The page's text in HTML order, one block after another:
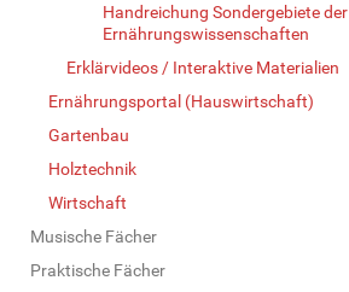
Handreichung Sondergebiete der
Ernährungswissenschaften
Erklärvideos / Interaktive Materialien
Ernährungsportal (Hauswirtschaft)
Gartenbau
Holztechnik
Wirtschaft
Musische Fächer
Praktische Fächer